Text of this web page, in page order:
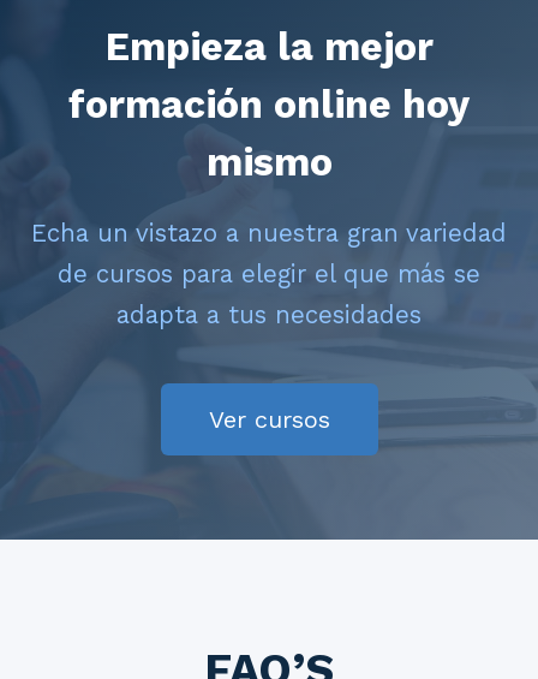
Empieza la mejor
formación online hoy
mismo
Echa un vistazo a nuestra gran variedad
de cursos para elegir el que más se
adapta a tus necesidades
Ver cursos